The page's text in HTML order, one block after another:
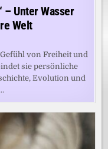
– Unter Wasser
Welt
von Freiheit und
sie persönliche
Evolution und